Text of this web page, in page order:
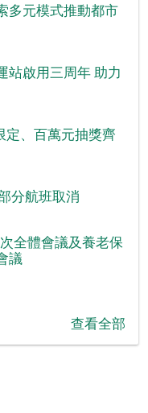
多元模式推動都市
站啟用三周年 助力
定、百萬元抽獎齊
分航班取消
全體會議及養老保
議
查看全部